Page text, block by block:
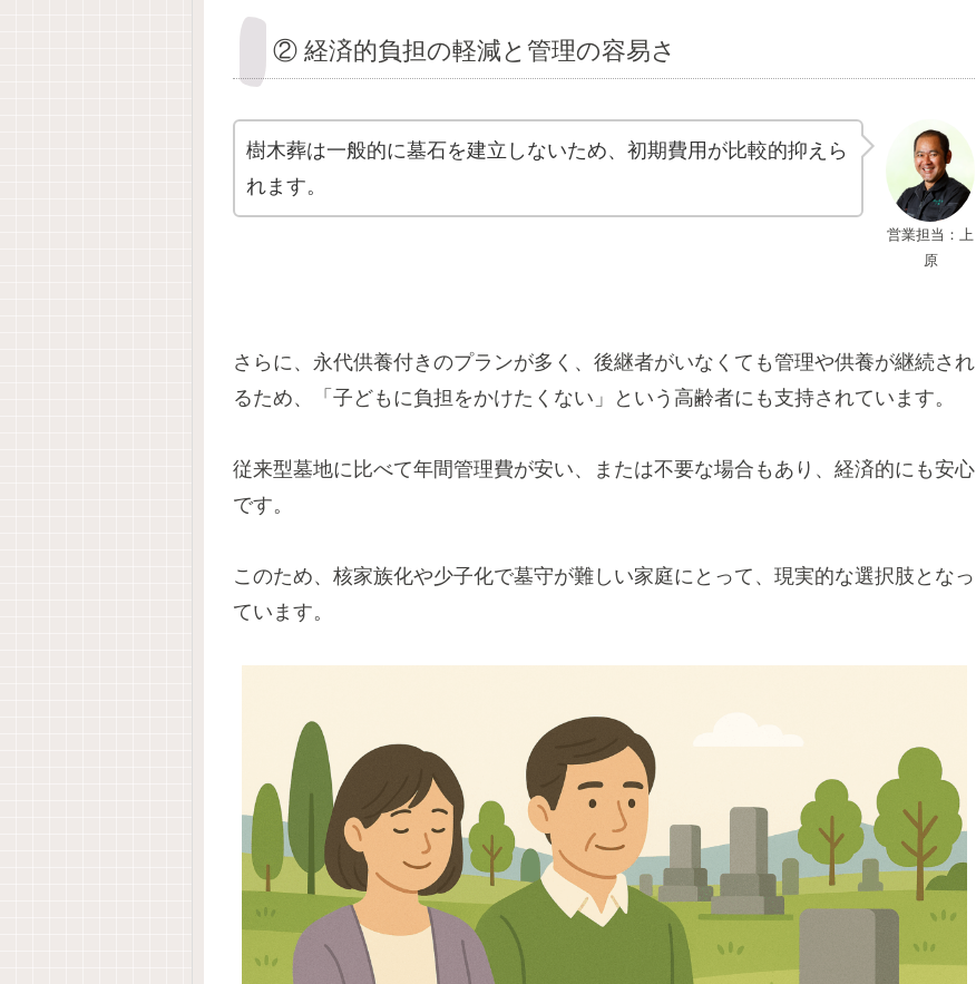
② 経済的負担の軽減と管理の容易さ
営業担当：上
原
樹木葬は一般的に墓石を建立しないため、初期費用が比較的抑えら
れます。
さらに、永代供養付きのプランが多く、後継者がいなくても管理や供養が継続され
るため、「子どもに負担をかけたくない」という高齢者にも支持されています。
従来型墓地に比べて年間管理費が安い、または不要な場合もあり、経済的にも安心
です。
このため、核家族化や少子化で墓守が難しい家庭にとって、現実的な選択肢となっ
ています。